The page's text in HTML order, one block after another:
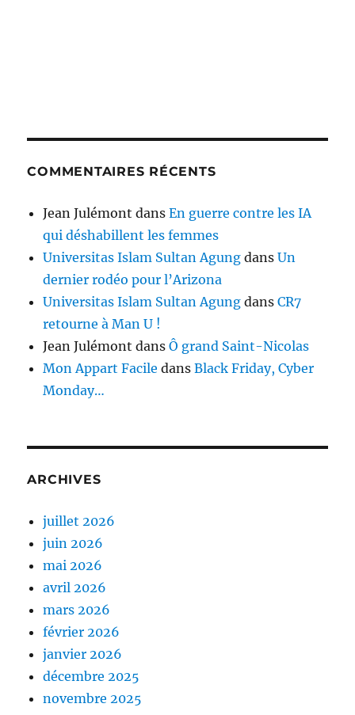
COMMENTAIRES RÉCENTS
Jean Julémont dansEn guerre contre les IA
qui déshabillent les femmes
Universitas Islam Sultan Agung dansUn
dernier rodéo pour l’Arizona
Universitas Islam Sultan Agung dansCR7
retourne à Man U !
Jean Julémont dansÔ grand Saint-Nicolas
Mon Appart Facile dansBlack Friday, Cyber
Monday…
ARCHIVES
juillet 2026
juin 2026
mai 2026
avril 2026
mars 2026
février 2026
janvier 2026
décembre 2025
novembre 2025